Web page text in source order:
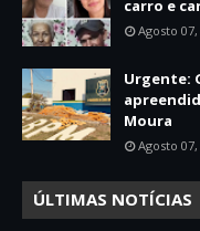
carro e
Agosto 07,
Urgente:
Moura
Agosto 07,
ÚLTIMAS NOTÍCIAS